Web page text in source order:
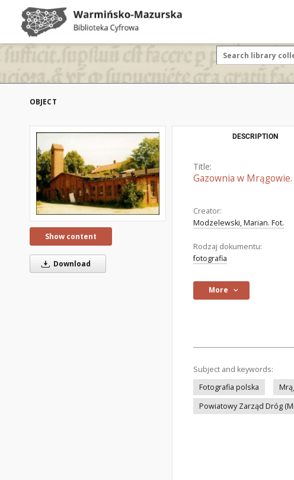
OBJECT
Show content
Download
DESCRIPTION
Title:
Gazownia w
Creator:
Modzelewski, Marian. Fot.
Rodzaj dokumentu:
fotografia
More
Subject and keywords:
Fotografia polska
Powiatowy Zarząd Dróg